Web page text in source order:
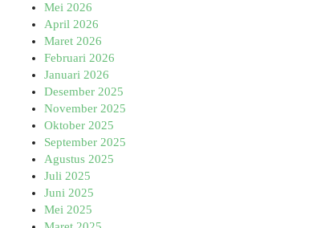
Mei 2026
April 2026
Maret 2026
Februari 2026
Januari 2026
Desember 2025
November 2025
Oktober 2025
September 2025
Agustus 2025
Juli 2025
Juni 2025
Mei 2025